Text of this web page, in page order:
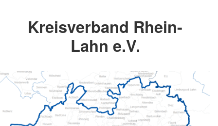
Kreisverband Rhein-
Lahn e.V.